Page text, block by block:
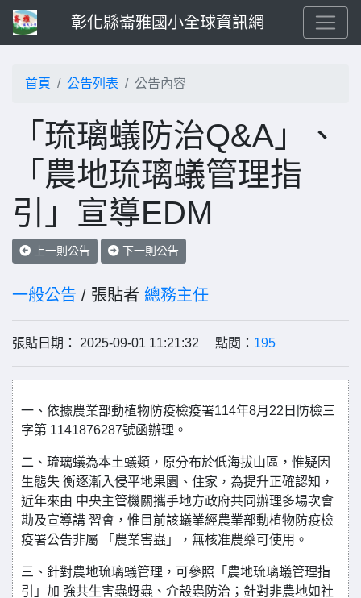
彰化縣崙雅國小全球資訊網
首頁 公告列表 公告內容
「琉璃蟻防治Q&A」、
「農地琉璃蟻管理指
引」宣導EDM
上一則公告 下一則公告
一般公告 / 張貼者 總務主任
張貼日期： 2025-09-01 11:21:32 點閱： 195
一、依據農業部動植物防疫檢疫署114年8月22日防檢三
字第 1141876287號函辦理。
二、琉璃蟻為本土蟻類，原分布於低海拔山區，惟疑因
生態失 衡逐漸入侵平地果園、住家，為提升正確認知，
近年來由 中央主管機關攜手地方政府共同辦理多場次會
勘及宣導講 習會，惟目前該蟻業經農業部動植物防疫檢
疫署公告非屬 「農業害蟲」，無核准農藥可使用。
三、針對農地琉璃蟻管理，可參照「農地琉璃蟻管理指
引」加 強共生害蟲蚜蟲、介殼蟲防治；針對非農地如社